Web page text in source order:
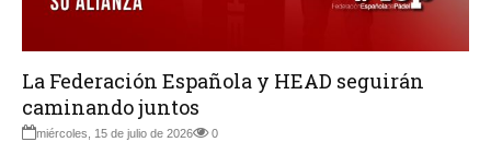
La Federación Española y HEAD seguirán
caminando juntos
miércoles, 15 de julio de 2026 0